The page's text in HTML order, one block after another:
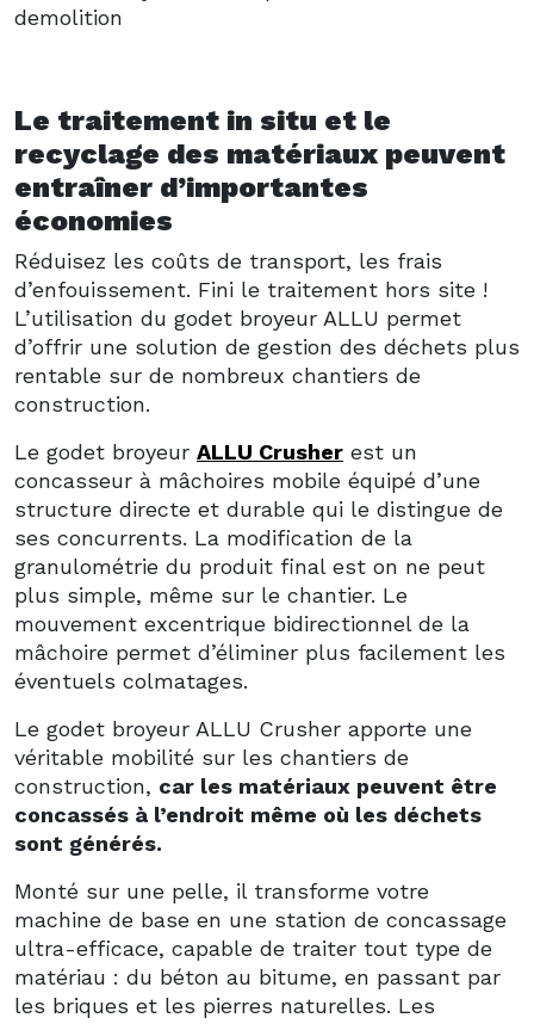
Le traitement in situ et le
recyclage des matériaux peuvent
entraîner d’importantes
économies
Réduisez les coûts de transport, les frais
d’enfouissement. Fini le traitement hors site !
L’utilisation du godet broyeur ALLU permet
d’offrir une solution de gestion des déchets plus
rentable sur de nombreux chantiers de
construction.
Le godet broyeur ALLU Crusher est un
concasseur à mâchoires mobile équipé d’une
structure directe et durable qui le distingue de
ses concurrents. La modification de la
granulométrie du produit final est on ne peut
plus simple, même sur le chantier. Le
mouvement excentrique bidirectionnel de la
mâchoire permet d’éliminer plus facilement les
éventuels colmatages.
Le godet broyeur ALLU Crusher apporte une
véritable mobilité sur les chantiers de
construction, car les matériaux peuvent être
concassés à l’endroit même où les déchets
sont générés.
Monté sur une pelle, il transforme votre
machine de base en une station de concassage
ultra-efficace, capable de traiter tout type de
matériau : du béton au bitume, en passant par
les briques et les pierres naturelles. Les